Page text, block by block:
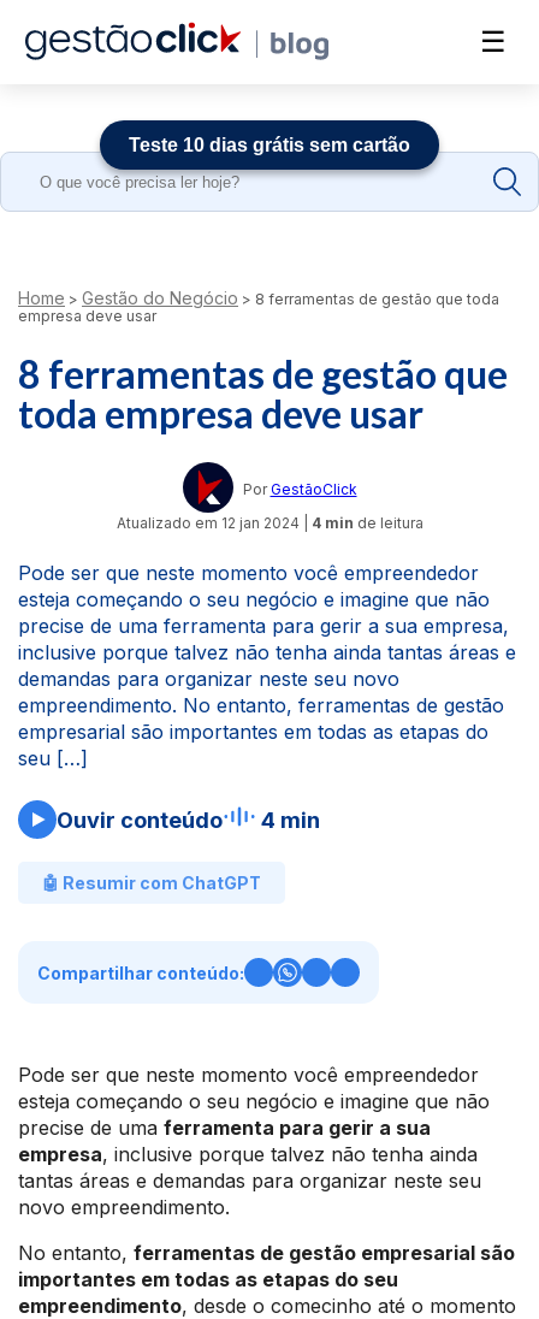
☰
Search
Home > Gestão do Negócio > 8 ferramentas de gestão que toda
empresa deve usar
8 ferramentas de gestão que
toda empresa deve usar
Por GestãoClick
Atualizado em 12 jan 2024 4 min de leitura
Pode ser que neste momento você empreendedor
esteja começando o seu negócio e imagine que não
precise de uma ferramenta para gerir a sua empresa,
inclusive porque talvez não tenha ainda tantas áreas e
demandas para organizar neste seu novo
empreendimento. No entanto, ferramentas de gestão
empresarial são importantes em todas as etapas do
seu […]
Ouvir conteúdo 4 min
🤖 Resumir com ChatGPT
Compartilhar conteúdo:
Pode ser que neste momento você empreendedor
esteja começando o seu negócio e imagine que não
precise de uma ferramenta para gerir a sua
empresa, inclusive porque talvez não tenha ainda
tantas áreas e demandas para organizar neste seu
novo empreendimento.
No entanto, ferramentas de gestão empresarial são
importantes em todas as etapas do seu
empreendimento, desde o comecinho até o momento
Teste 10 dias grátis sem cartão